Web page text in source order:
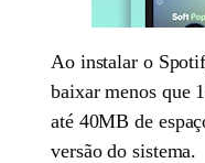
Ao instalar o
baixar menos que
até 40MB de
versão do sistema.